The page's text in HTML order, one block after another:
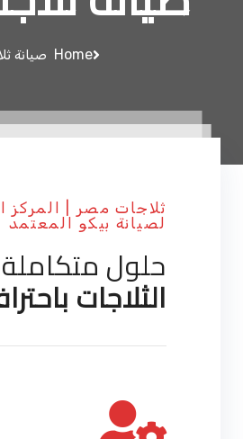
Home صيانة
ثلاجات مصر | المركز
لصيانة بيكو المعتمد
حلول متكاملة
الثلاجات